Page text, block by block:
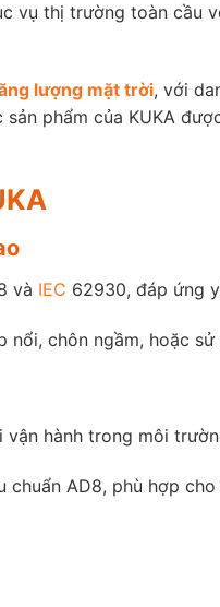
vụ thị trường toàn cầu
lượng mặt trời, với
phẩm của KUKA
và IEC 62930, đáp ứng
chôn ngầm, hoặc sử
vận hành trong môi
chuẩn AD8, phù hợp